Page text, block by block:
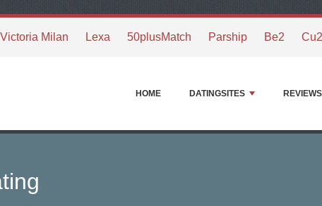
Victoria Milan Lexa 50plusMatch Parship Be2 Cu2
HOME DATINGSITES REVIEWS